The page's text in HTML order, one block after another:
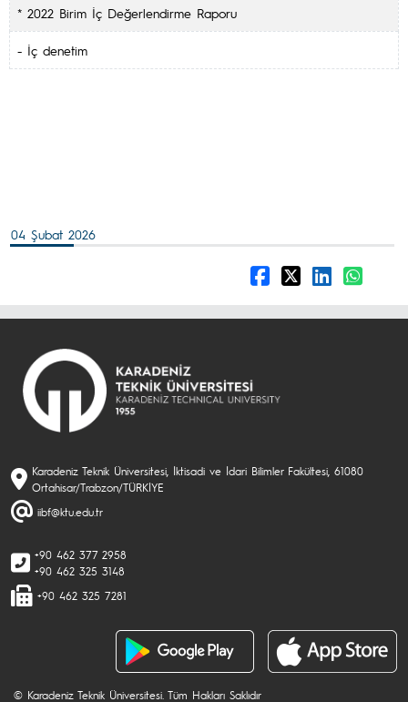
* 2022 Birim İç Değerlendirme Raporu
- İç denetim
04 Şubat 2026
Karadeniz Teknik Üniversitesi, İktisadi ve İdari Bilimler Fakültesi, 61080
Ortahisar/Trabzon/TÜRKİYE
iibf@ktu.edu.tr
+90 462 377 2958
+90 462 325 3148
+90 462 325 7281
© Karadeniz Teknik Üniversitesi. Tüm Hakları Saklıdır